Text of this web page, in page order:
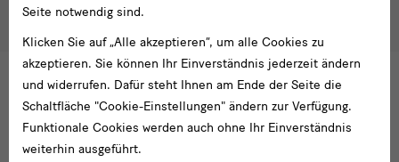
Seite notwendig sind.
Klicken Sie auf „Alle akzeptieren“, um alle Cookies zu
akzeptieren. Sie können Ihr Einverständnis jederzeit ändern
und widerrufen. Dafür steht Ihnen am Ende der Seite die
Schaltfläche "Cookie-Einstellungen" ändern zur Verfügung.
Funktionale Cookies werden auch ohne Ihr Einverständnis
weiterhin ausgeführt.
Bitte wählen Sie mindestens einen Newsletter aus.
Ich möchte gern folgende Newsletter abonnieren*
Newsletter der Staatlichen Kunstsammlungen
Dresden
Newsletterdes Albertinum
Newsletter Tourismus